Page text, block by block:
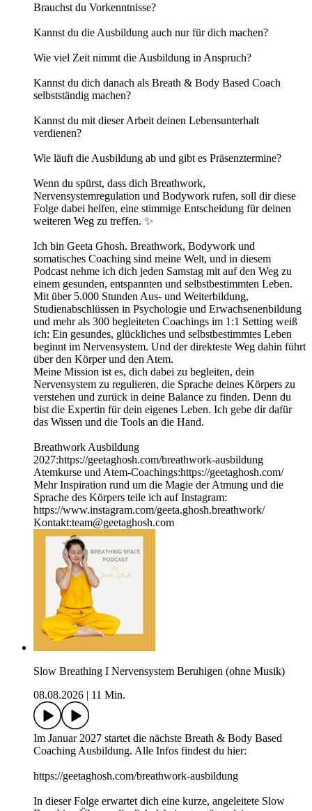
Brauchst du Vorkenntnisse?
Kannst du die Ausbildung auch nur für dich machen?
Wie viel Zeit nimmt die Ausbildung in Anspruch?
Kannst du dich danach als Breath & Body Based Coach
selbstständig machen?
Kannst du mit dieser Arbeit deinen Lebensunterhalt
verdienen?
Wie läuft die Ausbildung ab und gibt es Präsenztermine?
Wenn du spürst, dass dich Breathwork,
Nervensystemregulation und Bodywork rufen, soll dir diese
Folge dabei helfen, eine stimmige Entscheidung für deinen
weiteren Weg zu treffen. ✨
Ich bin Geeta Ghosh. Breathwork, Bodywork und
somatisches Coaching sind meine Welt, und in diesem
Podcast nehme ich dich jeden Samstag mit auf den Weg zu
einem gesunden, entspannten und selbstbestimmten Leben.
Mit über 5.000 Stunden Aus- und Weiterbildung,
Studienabschlüssen in Psychologie und Erwachsenenbildung
und mehr als 300 begleiteten Coachings im 1:1 Setting weiß
ich: Ein gesundes, glückliches und selbstbestimmtes Leben
beginnt im Nervensystem. Und der direkteste Weg dahin führt
über den Körper und den Atem.
Meine Mission ist es, dich dabei zu begleiten, dein
Nervensystem zu regulieren, die Sprache deines Körpers zu
verstehen und zurück in deine Balance zu finden. Denn du
bist die Expertin für dein eigenes Leben. Ich gebe dir dafür
das Wissen und die Tools an die Hand.
Breathwork Ausbildung
2027:https://geetaghosh.com/breathwork-ausbildung
Atemkurse und Atem-Coachings:https://geetaghosh.com/
Mehr Inspiration rund um die Magie der Atmung und die
Sprache des Körpers teile ich auf Instagram:
https://www.instagram.com/geeta.ghosh.breathwork/
Kontakt:team@geetaghosh.com
Slow Breathing I Nervensystem Beruhigen (ohne Musik)
08.08.2026 | 11 Min.
Im Januar 2027 startet die nächste Breath & Body Based
Coaching Ausbildung. Alle Infos findest du hier:
⁠https://geetaghosh.com/breathwork-ausbildung⁠
In dieser Folge erwartet dich eine kurze, angeleitete Slow